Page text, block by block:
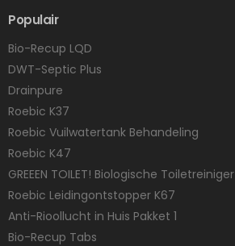
Populair
Bio-Recup LQD
DWT-Septic Plus
Drainpure
Roebic K37
Roebic Vuilwatertank Behandeling
Roebic K47
GREEEN TOILET! Biologische Toiletreiniger
Roebic Leidingontstopper K67
Anti-Rioollucht in Huis Pakket 1
Bio-Recup Tabs